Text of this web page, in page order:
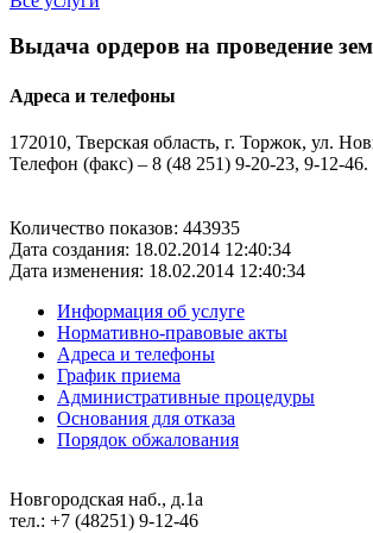
Выдача ордеров на проведение
Адреса и телефоны
172010, Тверская область, г. Торжок, ул.
Телефон (факс) – 8 (48 251) 9-20-23, 9-12-46.
Количество показов: 443935
Дата создания: 18.02.2014 12:40:34
Дата изменения: 18.02.2014 12:40:34
Информация об услуге
Нормативно-правовые акты
Адреса и телефоны
График приема
Административные процедуры
Основания для отказа
Порядок обжалования
Новгородская наб., д.1а
тел.: +7 (48251) 9-12-46